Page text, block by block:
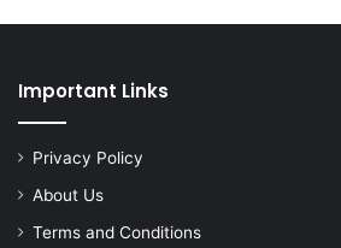
Important Links
Privacy Policy
About Us
Terms and Conditions